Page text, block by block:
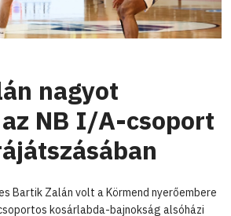
nagyot
NB I/A-csoport
Bartik Zalán volt a Körmend nyerőembere
kosárlabda-bajnokság alsóházi